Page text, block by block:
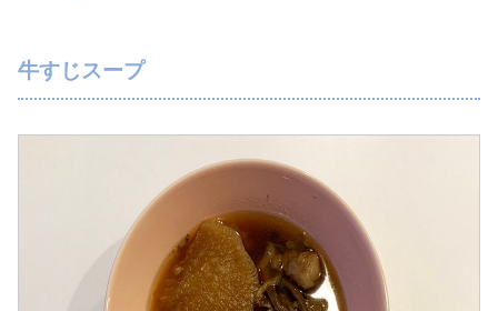
牛すじスープ